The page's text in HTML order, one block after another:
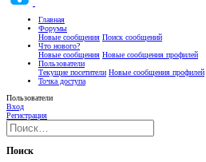
Главная
Форумы
Новые сообщения Поиск сообщений
Что нового?
Новые сообщения Новые сообщения профилей
Пользователи
Текущие посетители Новые сообщения профилей
Точка доступа
Пользователи
Вход
Регистрация
Поиск